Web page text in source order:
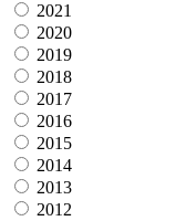
2021
2020
2019
2018
2017
2016
2015
2014
2013
2012